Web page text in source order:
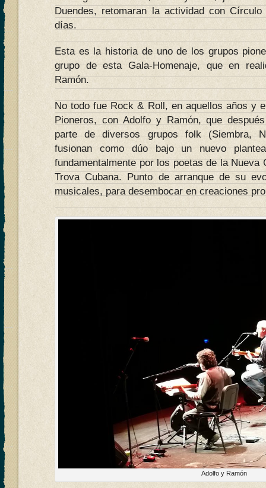
Duendes, retomaran la actividad con
días.
Esta es la historia de uno de los grupos
grupo de esta Gala-Homenaje, que en
Ramón.
No todo fue Rock & Roll, en aquellos años y
Pioneros, con Adolfo y Ramón, que
parte de diversos grupos folk (Siembra,
fusionan como dúo bajo un nuevo
fundamentalmente por los poetas de la Nueva
Trova Cubana. Punto de arranque de su
musicales, para desembocar en creaciones
Adolfo y Ramón